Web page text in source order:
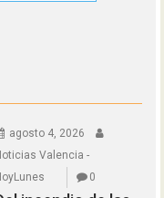
agosto 4, 2026
Valencia -
0